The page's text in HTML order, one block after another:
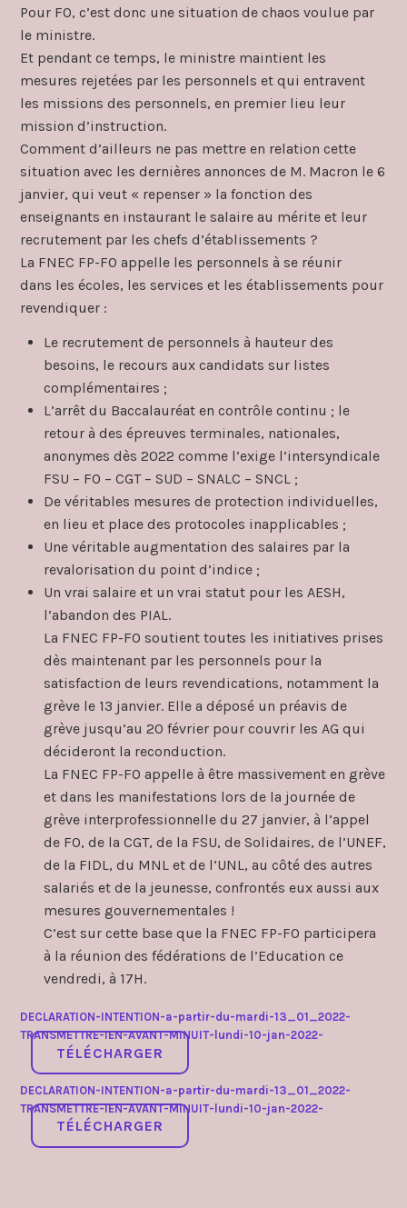
Pour FO, c’est donc une situation de chaos voulue par
le ministre.
Et pendant ce temps, le ministre maintient les
mesures rejetées par les personnels et qui entravent
les missions des personnels, en premier lieu leur
mission d’instruction.
Comment d’ailleurs ne pas mettre en relation cette
situation avec les dernières annonces de M. Macron le 6
janvier, qui veut « repenser » la fonction des
enseignants en instaurant le salaire au mérite et leur
recrutement par les chefs d’établissements ?
La FNEC FP-FO appelle les personnels à se réunir
dans les écoles, les services et les établissements pour
revendiquer :
Le recrutement de personnels à hauteur des
besoins, le recours aux candidats sur listes
complémentaires ;
L’arrêt du Baccalauréat en contrôle continu ; le
retour à des épreuves terminales, nationales,
anonymes dès 2022 comme l’exige l’intersyndicale
FSU – FO – CGT – SUD – SNALC – SNCL ;
De véritables mesures de protection individuelles,
en lieu et place des protocoles inapplicables ;
Une véritable augmentation des salaires par la
revalorisation du point d’indice ;
Un vrai salaire et un vrai statut pour les AESH,
l’abandon des PIAL.
La FNEC FP-FO soutient toutes les initiatives prises
dès maintenant par les personnels pour la
satisfaction de leurs revendications, notamment la
grève le 13 janvier. Elle a déposé un préavis de
grève jusqu’au 20 février pour couvrir les AG qui
décideront la reconduction.
La FNEC FP-FO appelle à être massivement en grève
et dans les manifestations lors de la journée de
grève interprofessionnelle du 27 janvier, à l’appel
de FO, de la CGT, de la FSU, de Solidaires, de l’UNEF,
de la FIDL, du MNL et de l’UNL, au côté des autres
salariés et de la jeunesse, confrontés eux aussi aux
mesures gouvernementales !
C’est sur cette base que la FNEC FP-FO participera
à la réunion des fédérations de l’Education ce
vendredi, à 17H.
DECLARATION-INTENTION-a-partir-du-mardi-13_01_2022-
TRANSMETTRE-IEN-AVANT-MINUIT-lundi-10-jan-2022-
TÉLÉCHARGER
DECLARATION-INTENTION-a-partir-du-mardi-13_01_2022-
TRANSMETTRE-IEN-AVANT-MINUIT-lundi-10-jan-2022-
TÉLÉCHARGER